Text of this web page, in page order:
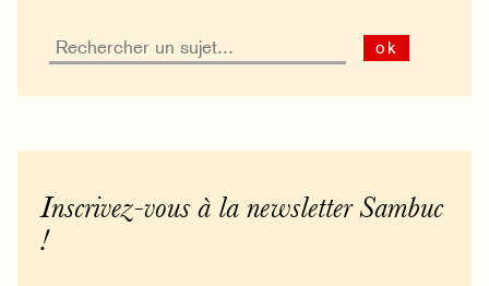
ok
Inscrivez-vous à la newsletter Sambuc
!